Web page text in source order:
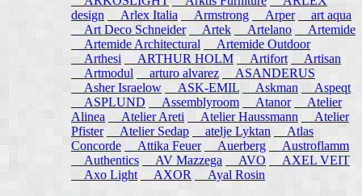
design
Arlex Italia Armstrong Arper
art aqua
Art Deco Schneider
Artek Artelano
Artemide
Artemide Architectural
Artemide Outdoor
Arthesi
ARTHUR HOLM Artifort
Artisan
Artmodul
arturo alvarez
ASANDERUS
Asher Israelow
ASK-EMIL Askman
Aspeqt
ASPLUND
Assemblyroom Atanor
Atelier
Alinea
Atelier Areti Atelier Haussmann
Atelier
Pfister
Atelier Sedap atelje Lyktan
Atlas
Concorde
Attika Feuer Auerberg
Austroflamm
Authentics
AV Mazzega AVO
AXEL VEIT
Axo Light
AXOR Ayal Rosin